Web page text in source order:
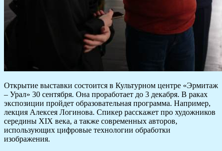
Открытие выставки состоится в Культурном центре «Эрмитаж
– Урал» 30 сентября. Она проработает до 3 декабря. В раках
экспозиции пройдет образовательная программа. Например,
лекция Алексея Логинова. Спикер расскажет про художников
середины ХIХ века, а также современных авторов,
использующих цифровые технологии обработки
изображения.